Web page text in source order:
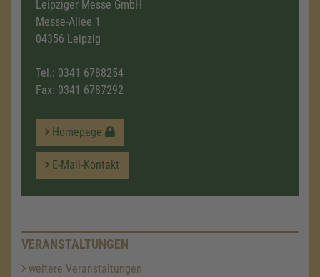
Leipziger Messe GmbH
Messe-Allee 1
04356 Leipzig
Tel.: 0341 6788254
Fax: 0341 6787292
Homepage
E-Mail-Kontakt
VERANSTALTUNGEN
weitere Veranstaltungen